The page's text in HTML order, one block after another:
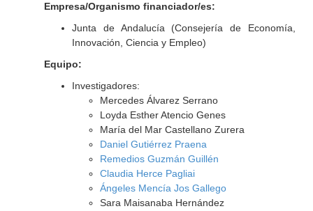
Empresa/Organismo financiador/es:
Junta de Andalucía (Consejería de Economía,
Innovación, Ciencia y Empleo)
Equipo:
Investigadores:
Mercedes Álvarez Serrano
Loyda Esther Atencio Genes
María del Mar Castellano Zurera
Daniel Gutiérrez Praena
Remedios Guzmán Guillén
Claudia Herce Pagliai
Ángeles Mencía Jos Gallego
Sara Maisanaba Hernández